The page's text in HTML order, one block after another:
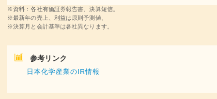
※資料：各社有価証券報告書、決算短信。
※最新年の売上、利益は原則予測値。
※決算月と会計基準は各社異なります。
参考リンク
日本化学産業のIR情報